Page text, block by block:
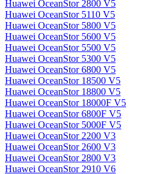
Huawei OceanStor 2800 V5
Huawei OceanStor 5110 V5
Huawei OceanStor 5800 V5
Huawei OceanStor 5600 V5
Huawei OceanStor 5500 V5
Huawei OceanStor 5300 V5
Huawei OceanStor 6800 V5
Huawei OceanStor 18500 V5
Huawei OceanStor 18800 V5
Huawei OceanStor 18000F V5
Huawei OceanStor 6800F V5
Huawei OceanStor 5000F V5
Huawei OceanStor 2200 V3
Huawei OceanStor 2600 V3
Huawei OceanStor 2800 V3
Huawei OceanStor 2910 V6